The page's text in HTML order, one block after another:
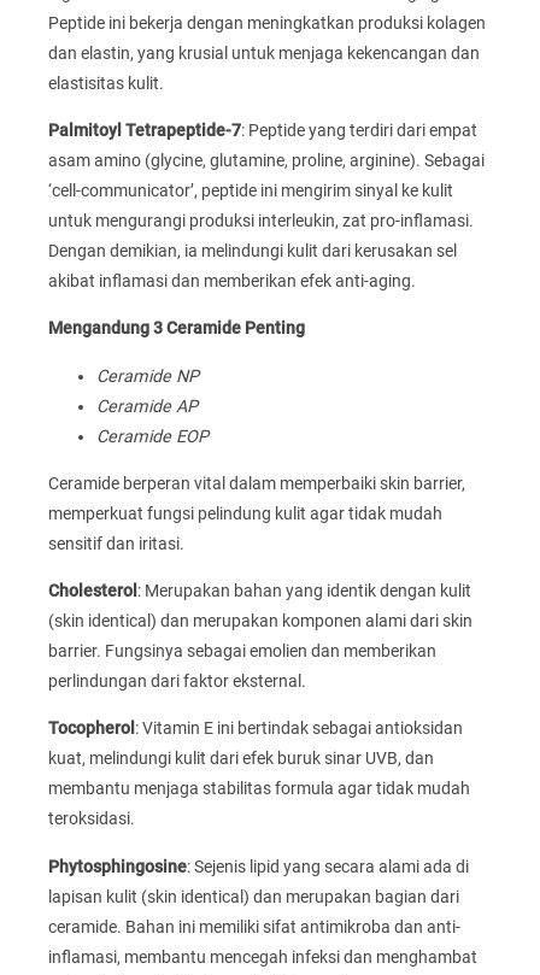
Peptide ini bekerja dengan meningkatkan produksi kolagen
dan elastin, yang krusial untuk menjaga kekencangan dan
elastisitas kulit.
Palmitoyl Tetrapeptide-7: Peptide yang terdiri dari empat
asam amino (glycine, glutamine, proline, arginine). Sebagai
‘cell-communicator’, peptide ini mengirim sinyal ke kulit
untuk mengurangi produksi interleukin, zat pro-inflamasi.
Dengan demikian, ia melindungi kulit dari kerusakan sel
akibat inflamasi dan memberikan efek anti-aging.
Mengandung 3 Ceramide Penting
Ceramide NP
Ceramide AP
Ceramide EOP
Ceramide berperan vital dalam memperbaiki skin barrier,
memperkuat fungsi pelindung kulit agar tidak mudah
sensitif dan iritasi.
Cholesterol : Merupakan bahan yang identik dengan kulit
(skin identical) dan merupakan komponen alami dari skin
barrier. Fungsinya sebagai emolien dan memberikan
perlindungan dari faktor eksternal.
Tocopherol : Vitamin E ini bertindak sebagai antioksidan
kuat, melindungi kulit dari efek buruk sinar UVB, dan
membantu menjaga stabilitas formula agar tidak mudah
teroksidasi.
Phytosphingosine: Sejenis lipid yang secara alami ada di
lapisan kulit (skin identical) dan merupakan bagian dari
ceramide. Bahan ini memiliki sifat antimikroba dan anti-
inflamasi, membantu mencegah infeksi dan menghambat